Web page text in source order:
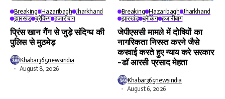
Breaking Hazaribagh Jharkhand
झारखंड ब्रेकिंग हजारीबाग
प्रिंस खान गैंग से जुड़े संदिग्ध की
पुलिस से मुठभेड़
Khabar365newsindia
August 8, 2026
Breaking Hazaribagh Jharkhand
झारखंड ब्रेकिंग हजारीबाग
जेपीएससी मामले में दोषियों का
नागरिकता निरस्त करने जैसे
करवाई करते हुए न्याय करे सरकार
-डॉ आरसी प्रसाद मेहता
Khabar365newsindia
August 6, 2026